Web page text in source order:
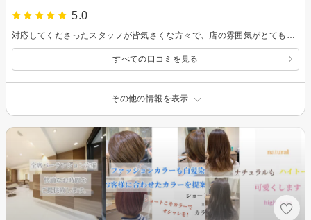
5.0
すべての口コミを見る
その他の情報を表示